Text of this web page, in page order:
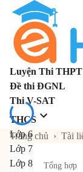
Luyện Thi THPT
Đề thi ĐGNL
Thi V-SAT
THCS
Lớp 6
Lớp 7
Lớp 8
Trang chủ › Tài
Tổng hợp